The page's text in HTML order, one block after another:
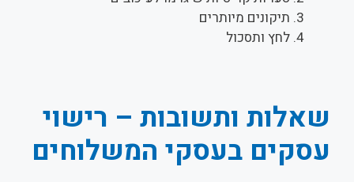
תיקונים מיותרים
לחץ ותסכול
שאלות ותשובות – רישוי
עסקים בעסקי המשלוחים